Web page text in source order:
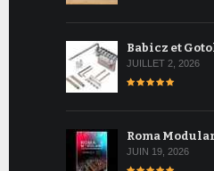
Babicz et
JUILLET 2, 2026
Roma
JUIN 19, 2026